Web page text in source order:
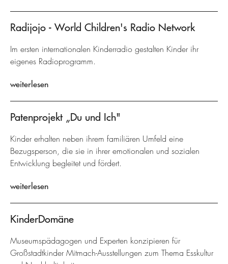
Radijojo - World Children's Radio Network
Im ersten internationalen Kinderradio gestalten Kinder ihr
eigenes Radioprogramm.
weiterlesen
Patenprojekt „Du und Ich"
Kinder erhalten neben ihrem familiären Umfeld eine
Bezugsperson, die sie in ihrer emotionalen und sozialen
Entwicklung begleitet und fördert.
weiterlesen
KinderDomäne
Museumspädagogen und Experten konzipieren für
Großstadtkinder Mitmach-Ausstellungen zum Thema Esskultur